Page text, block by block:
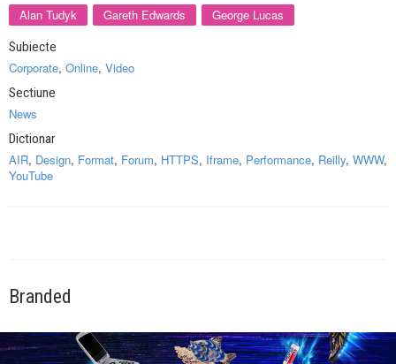
Alan Tudyk Gareth Edwards George Lucas
Subiecte
Corporate, Online, Video
Sectiune
News
Dictionar
AIR, Design, Format, Forum, HTTPS, Iframe, Performance, Reilly, WWW,
YouTube
Branded